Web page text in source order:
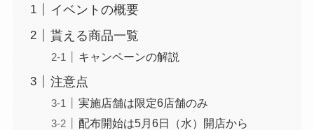
イベントの概要
貰える商品一覧
キャンペーンの解説
注意点
実施店舗は限定6店舗のみ
配布開始は5月6日（水）開店から